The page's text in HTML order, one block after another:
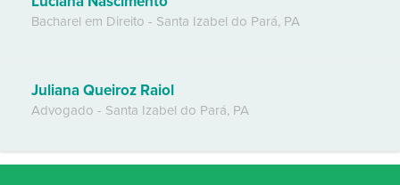
Bacharel em Direito - Santa Izabel do Pará, PA
Juliana Queiroz Raiol
Advogado - Santa Izabel do Pará, PA